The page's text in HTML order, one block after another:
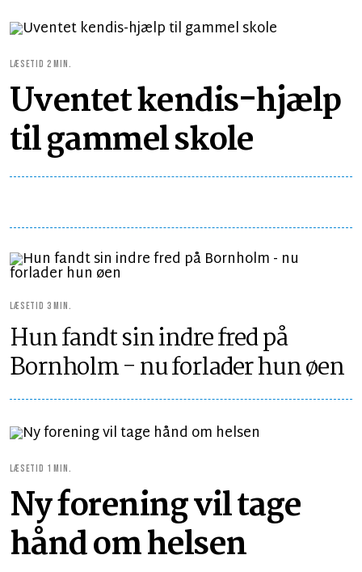
LÆSETID 2 MIN.
Uventet kendis-hjælp
til gammel skole
LÆSETID 3 MIN.
Hun fandt sin indre fred på
Bornholm - nu forlader hun øen
LÆSETID 1 MIN.
Ny forening vil tage
hånd om helsen